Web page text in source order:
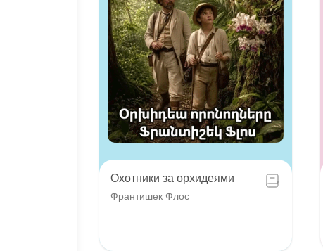
Охотники за орхидеями
Франтишек Флос